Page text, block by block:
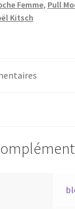
Femme, Pull
Kitsch